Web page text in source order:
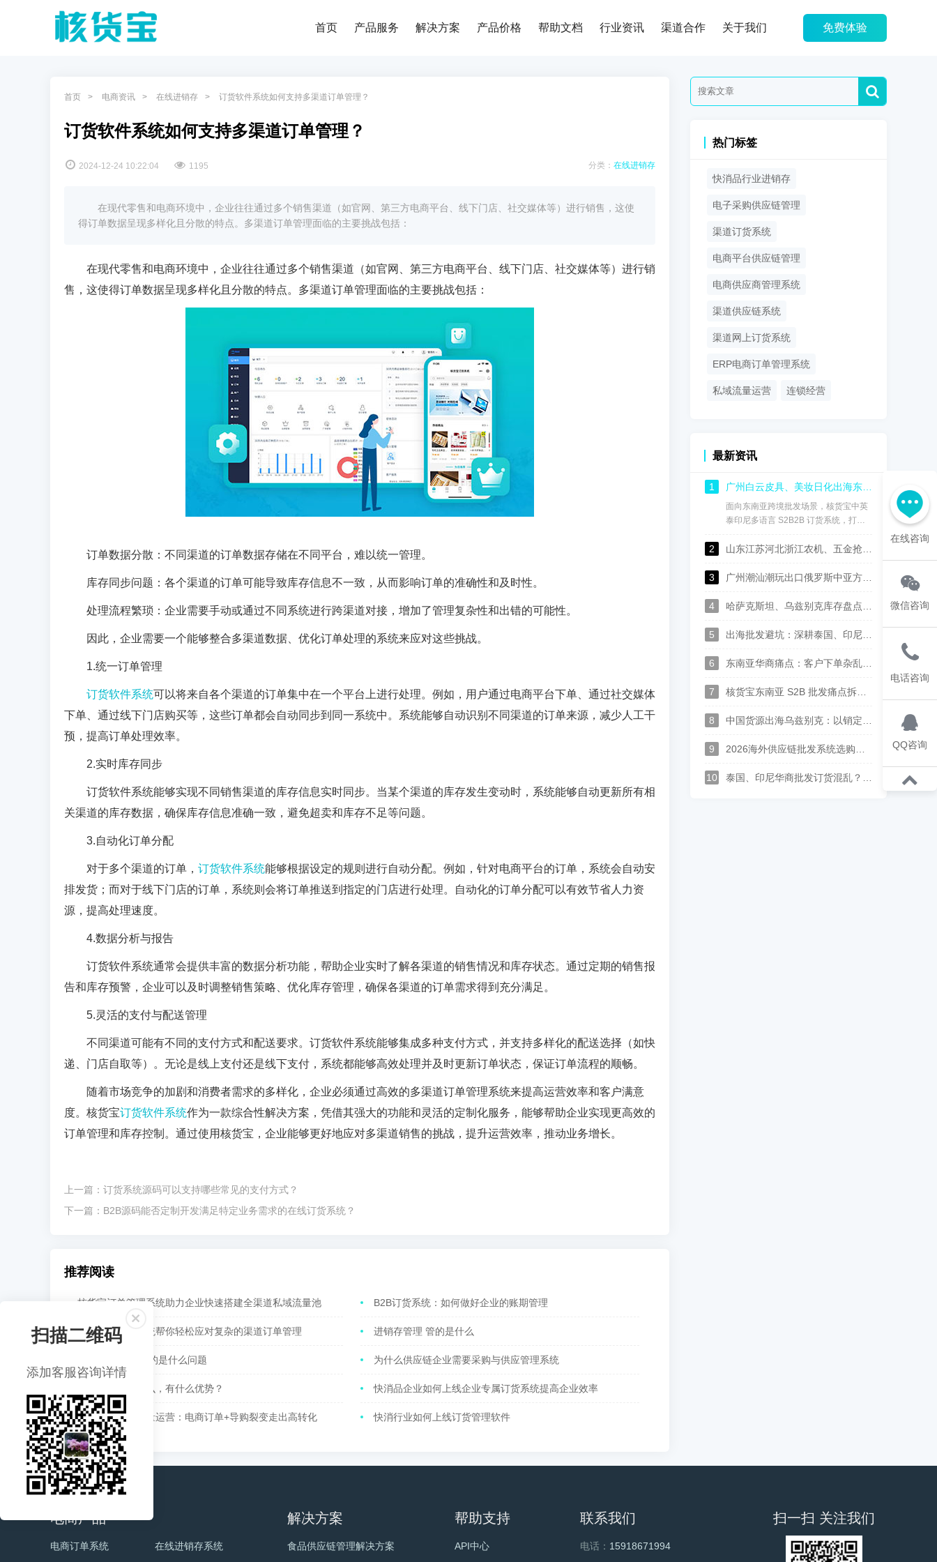
免费体验
首页 产品服务 解决方案 产品价格 帮助文档 行业资讯 渠道合作 关于我们
首页 电商资讯 在线进销存 订货软件系统如何支持多渠道订单管理？
订货软件系统如何支持多渠道订单管理？
2024-12-24 10:22:04 1195 分类： 在线进销存
在现代零售和电商环境中，企业往往通过多个销售渠道（如官网、第三方电商平台、线下门店、社交媒体等）进行销售，这使
得订单数据呈现多样化且分散的特点。多渠道订单管理面临的主要挑战包括：
在现代零售和电商环境中，企业往往通过多个销售渠道（如官网、第三方电商平台、线下门店、社交媒体等）进行销
售，这使得订单数据呈现多样化且分散的特点。多渠道订单管理面临的主要挑战包括：
订单数据分散：不同渠道的订单数据存储在不同平台，难以统一管理。
库存同步问题：各个渠道的订单可能导致库存信息不一致，从而影响订单的准确性和及时性。
处理流程繁琐：企业需要手动或通过不同系统进行跨渠道对接，增加了管理复杂性和出错的可能性。
因此，企业需要一个能够整合多渠道数据、优化订单处理的系统来应对这些挑战。
1.统一订单管理
订货软件系统可以将来自各个渠道的订单集中在一个平台上进行处理。例如，用户通过电商平台下单、通过社交媒体
下单、通过线下门店购买等，这些订单都会自动同步到同一系统中。系统能够自动识别不同渠道的订单来源，减少人工干
预，提高订单处理效率。
2.实时库存同步
订货软件系统能够实现不同销售渠道的库存信息实时同步。当某个渠道的库存发生变动时，系统能够自动更新所有相
关渠道的库存数据，确保库存信息准确一致，避免超卖和库存不足等问题。
3.自动化订单分配
对于多个渠道的订单， 订货软件系统能够根据设定的规则进行自动分配。例如，针对电商平台的订单，系统会自动安
排发货；而对于线下门店的订单，系统则会将订单推送到指定的门店进行处理。自动化的订单分配可以有效节省人力资
源，提高处理速度。
4.数据分析与报告
订货软件系统通常会提供丰富的数据分析功能，帮助企业实时了解各渠道的销售情况和库存状态。通过定期的销售报
告和库存预警，企业可以及时调整销售策略、优化库存管理，确保各渠道的订单需求得到充分满足。
5.灵活的支付与配送管理
不同渠道可能有不同的支付方式和配送要求。订货软件系统能够集成多种支付方式，并支持多样化的配送选择（如快
递、门店自取等）。无论是线上支付还是线下支付，系统都能够高效处理并及时更新订单状态，保证订单流程的顺畅。
随着市场竞争的加剧和消费者需求的多样化，企业必须通过高效的多渠道订单管理系统来提高运营效率和客户满意
度。核货宝订货软件系统作为一款综合性解决方案，凭借其强大的功能和灵活的定制化服务，能够帮助企业实现更高效的
订单管理和库存控制。通过使用核货宝，企业能够更好地应对多渠道销售的挑战，提升运营效率，推动业务增长。
上一篇： 订货系统源码可以支持哪些常见的支付方式？
下一篇： B2B源码能否定制开发满足特定业务需求的在线订货系统？
推荐阅读
核货宝订单管理系统助力企业快速搭建全渠道私域流量池
一个订单管理系统帮你轻松应对复杂的渠道订单管理
在线进销存 解决的是什么问题
在线进销存是什么，有什么优势？
快消品牌私域流量运营：电商订单+导购裂变走出高转化
B2B订货系统：如何做好企业的账期管理
进销存管理 管的是什么
为什么供应链企业需要采购与供应管理系统
快消品企业如何上线企业专属订货系统提高企业效率
快消行业如何上线订货管理软件
热门标签
快消品行业进销存
电子采购供应链管理
渠道订货系统
电商平台供应链管理
电商供应商管理系统
渠道供应链系统
渠道网上订货系统
ERP电商订单管理系统
私域流量运营 连锁经营
最新资讯
1 广州白云皮具、美妆日化出海东南亚：核货宝中英泰印尼中英泰印尼语供应链订货系统，实现渠道数字化管控
面向东南亚跨境批发场景，核货宝中英
泰印尼多语言 S2B2B 订货系统，打通
路，用一套系统完成多语言协同、进销
货、跨境财务对账，成为白云皮具、美
设施。
2 山东江苏河北浙江农机、五金抢抓中亚出口机遇，核货宝中俄哈乌兹语S2B2B供应链系统助力批发企业数字化转型
3 广州潮汕潮玩出口俄罗斯中亚方案：核货宝中俄哈语供应链批发系统赋能玩具行业数字化运营
4 哈萨克斯坦、乌兹别克库存盘点太麻烦？这套中俄哈语进销存，广州佛山可上门演示
5 出海批发避坑：深耕泰国、印尼、中亚华商，一套中英泰马来印尼俄哈语供应链系统打通跨境分销
6 东南亚华商痛点：客户下单杂乱、语言沟通难？多语言 S2B2B 订货系统解决方案
7 核货宝东南亚 S2B 批发痛点拆解--上游供应商对账、供货、履约实现全链路数字化
8 中国货源出海乌兹别克：以销定采中亚供应链落地，批发订单自动转采购、多供应商整单集货方案
9 2026海外供应链批发系统选购指南：支持供应商入驻、多语种经销商订货平台推荐
10 泰国、印尼华商批发订货混乱？广州本地化进销存，一站式搞定跨境分销
在线咨询
微信咨询
电话咨询
QQ咨询
扫描二维码
添加客服咨询详情
电商产品
电商订单系统
在线进销存系统
解决方案
食品供应链管理解决方案
帮助支持
API中心
联系我们
电话： 15918671994
扫一扫 关注我们